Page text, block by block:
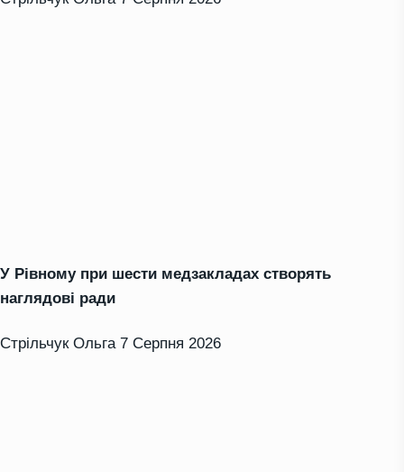
У Рівному при шести медзакладах створять
наглядові ради
Стрільчук Ольга 7 Серпня 2026